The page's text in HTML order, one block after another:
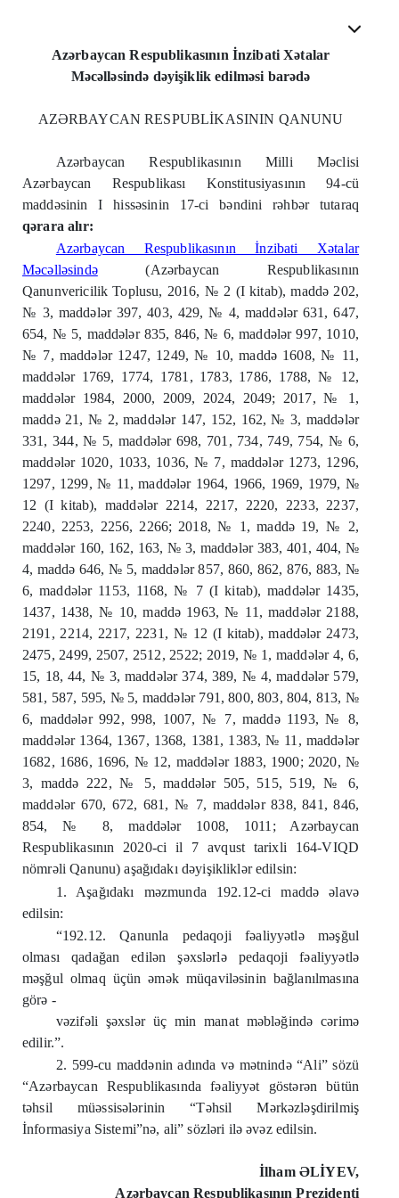
Azərbaycan Respublikasının İnzibati Xətalar
Məcəlləsində dəyişiklik edilməsi barədə
AZƏRBAYCAN RESPUBLİKASININ QANUNU
Azərbaycan Respublikasının Milli Məclisi
Azərbaycan Respublikası Konstitusiyasının 94-cü
maddəsinin I hissəsinin 17-ci bəndini rəhbər tutaraq
qərara alır:
Azərbaycan Respublikasının İnzibati Xətalar
Məcəlləsində(Azərbaycan Respublikasının
Qanunvericilik Toplusu, 2016, № 2 (I kitab), maddə 202,
№ 3, maddələr 397, 403, 429, № 4, maddələr 631, 647,
654, № 5, maddələr 835, 846, № 6, maddələr 997, 1010,
№ 7, maddələr 1247, 1249, № 10, maddə 1608, № 11,
maddələr 1769, 1774, 1781, 1783, 1786, 1788, № 12,
maddələr 1984, 2000, 2009, 2024, 2049; 2017, № 1,
maddə 21, № 2, maddələr 147, 152, 162, № 3, maddələr
331, 344, № 5, maddələr 698, 701, 734, 749, 754, № 6,
maddələr 1020, 1033, 1036, № 7, maddələr 1273, 1296,
1297, 1299, № 11, maddələr 1964, 1966, 1969, 1979, №
12 (I kitab), maddələr 2214, 2217, 2220, 2233, 2237,
2240, 2253, 2256, 2266; 2018, № 1, maddə 19, № 2,
maddələr 160, 162, 163, № 3, maddələr 383, 401, 404, №
4, maddə 646, № 5, maddələr 857, 860, 862, 876, 883, №
6, maddələr 1153, 1168, № 7 (I kitab), maddələr 1435,
1437, 1438, № 10, maddə 1963, № 11, maddələr 2188,
2191, 2214, 2217, 2231, № 12 (I kitab), maddələr 2473,
2475, 2499, 2507, 2512, 2522; 2019, № 1, maddələr 4, 6,
15, 18, 44, № 3, maddələr 374, 389, № 4, maddələr 579,
581, 587, 595, № 5, maddələr 791, 800, 803, 804, 813, №
6, maddələr 992, 998, 1007, № 7, maddə 1193, № 8,
maddələr 1364, 1367, 1368, 1381, 1383, № 11, maddələr
1682, 1686, 1696, № 12, maddələr 1883, 1900; 2020, №
3, maddə 222, № 5, maddələr 505, 515, 519, № 6,
maddələr 670, 672, 681, № 7, maddələr 838, 841, 846,
854, № 8, maddələr 1008, 1011; Azərbaycan
Respublikasının 2020-ci il 7 avqust tarixli 164-VIQD
nömrəli Qanunu) aşağıdakı dəyişikliklər edilsin:
1. Aşağıdakı məzmunda 192.12-ci maddə əlavə
edilsin:
“192.12. Qanunla pedaqoji fəaliyyətlə məşğul
olması qadağan edilən şəxslərlə pedaqoji fəaliyyətlə
məşğul olmaq üçün əmək müqaviləsinin bağlanılmasına
görə -
vəzifəli şəxslər üç min manat məbləğində cərimə
edilir.”.
2. 599-cu maddənin adında və mətnində “Ali” sözü
“Azərbaycan Respublikasında fəaliyyət göstərən bütün
təhsil müəssisələrinin “Təhsil Mərkəzləşdirilmiş
İnformasiya Sistemi”nə, ali” sözləri ilə əvəz edilsin.
İlham ƏLİYEV,
Azərbaycan Respublikasının Prezidenti